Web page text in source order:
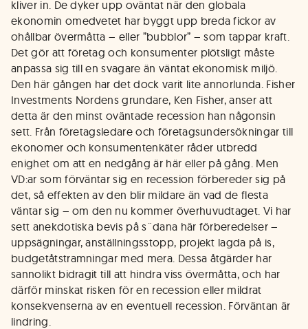
kliver in. De dyker upp oväntat när den globala
ekonomin omedvetet har byggt upp breda fickor av
ohållbar övermåtta – eller ”bubblor” – som tappar kraft.
Det gör att företag och konsumenter plötsligt måste
anpassa sig till en svagare än väntat ekonomisk miljö.
Den här gången har det dock varit lite annorlunda. Fisher
Investments Nordens grundare, Ken Fisher, anser att
detta är den minst oväntade recession han någonsin
sett. Från företagsledare och företagsundersökningar till
ekonomer och konsumentenkäter råder utbredd
enighet om att en nedgång är här eller på gång. Men
VD:ar som förväntar sig en recession förbereder sig på
det, så effekten av den blir mildare än vad de flesta
väntar sig – om den nu kommer överhuvudtaget. Vi har
sett anekdotiska bevis på s¨dana här förberedelser –
uppsägningar, anställningsstopp, projekt lagda på is,
budgetåtstramningar med mera. Dessa åtgärder har
sannolikt bidragit till att hindra viss övermåtta, och har
därför minskat risken för en recession eller mildrat
konsekvenserna av en eventuell recession. Förväntan är
lindring.